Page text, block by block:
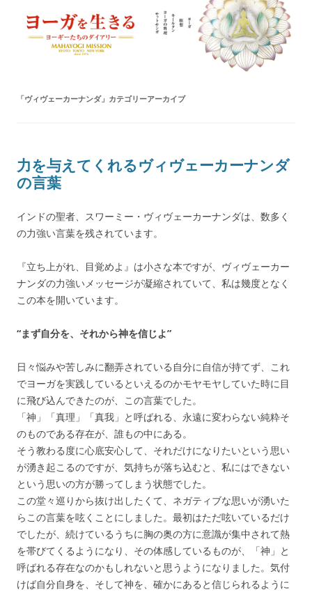
ヨーガを生きる — MAHAYOGI
MISSION ブログ
「ヴィヴェーカーナンダ」カテゴリーアーカイブ
力を与えてくれるヴィヴェーカーナンダ
の言葉
インドの聖者、スワーミー・ヴィヴェーカーナンダは、数多く
の力強い言葉を残されています。
『立ち上がれ、目覚めよ』は小さな本ですが、ヴィヴェーカー
ナンダの力強いメッセージが凝縮されていて、私は幾度となく
この本を開いています。
“まず自分を、それから神を信じよ”
日々悩みや苦しみに翻弄されている自分に自信が持てず、これ
でヨーガを実践しているといえるのかモヤモヤしていた時に目
に飛び込んでき たのが、この言葉でした。
「神」「真理」「真我」と呼ばれる、永遠に変わらない純粋そ
のものである存在が、誰もの中にある。
そう教わる度に心底安心して、それだけになりたいという思い
が湧き起こるのですが、気持ちが落ち込むと、私にはできない
という思いの方が勝ってしまう状態でした。
この堂々巡りから抜け出したくて、ネガティブな思いが湧いた
らこの言葉を呟くことにしました。最初はただ呟いているだけ
でしたが、続けているうちに胸の奥の方に意識が集中されて熱
を帯びてくるようになり、その体感しているものが、「神」と
呼ばれる存在なのかもしれないと思うようになりました。気付
けば自分自身を、そして神を、確かにあると信じられるように